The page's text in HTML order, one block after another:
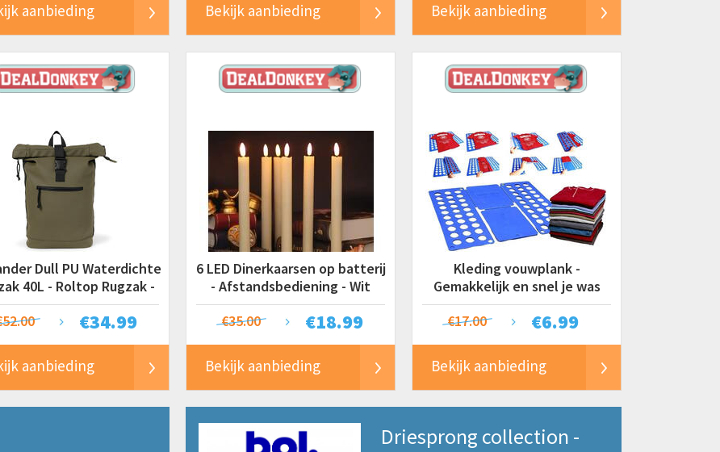
aanbieding Bekijk aanbieding Bekijk aanbieding
Dull PU Waterdichte
40L - Roltop Rugzak -
Fietrugzak - Olive
€34.99
aanbieding
6 LED Dinerkaarsen op batterij
- Afstandsbediening - Wit
€18.99
€35.00
Bekijk aanbieding
Kleding vouwplank -
Gemakkelijk en snel je was
opvouwen
€6.99
€17.00
Bekijk aanbieding
Driesprong collection -